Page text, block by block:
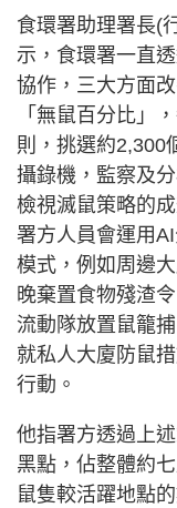
食環署助理署長(
示，食環署一直
協作，三大方面
「無鼠百分比」
則，挑選約2,300
攝錄機，監察及
檢視滅鼠策略的
署方人員會運用
模式，例如周邊
晚棄置食物殘渣
流動隊放置鼠籠
就私人大廈防鼠
行動。
他指署方透過上
黑點，佔整體約
鼠隻較活躍地點